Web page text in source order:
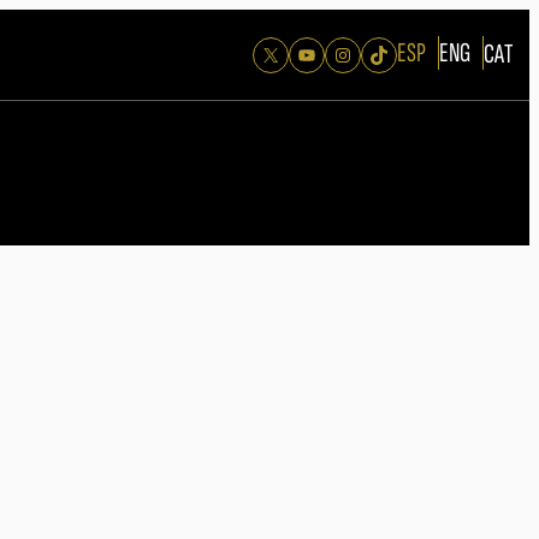
X YouTube Instagram TikTok ESP ENG CAT